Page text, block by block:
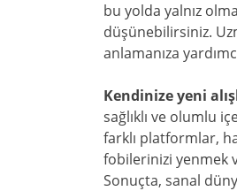
bu yolda yalnız
düşünebilirsiniz.
anlamanıza
Kendinize yeni
sağlıklı ve olumlu
farklı platformlar,
fobilerinizi yenmek
Sonuçta, sanal